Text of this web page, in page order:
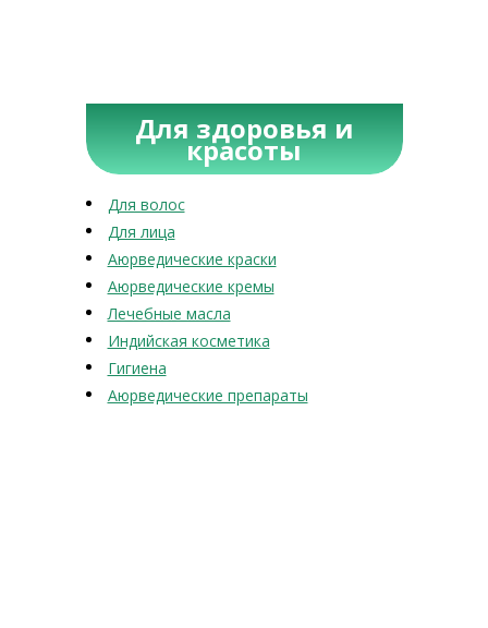
Для здоровья и
красоты
Для волос
Для лица
Аюрведические краски
Аюрведические кремы
Лечебные масла
Индийская косметика
Гигиена
Аюрведические препараты